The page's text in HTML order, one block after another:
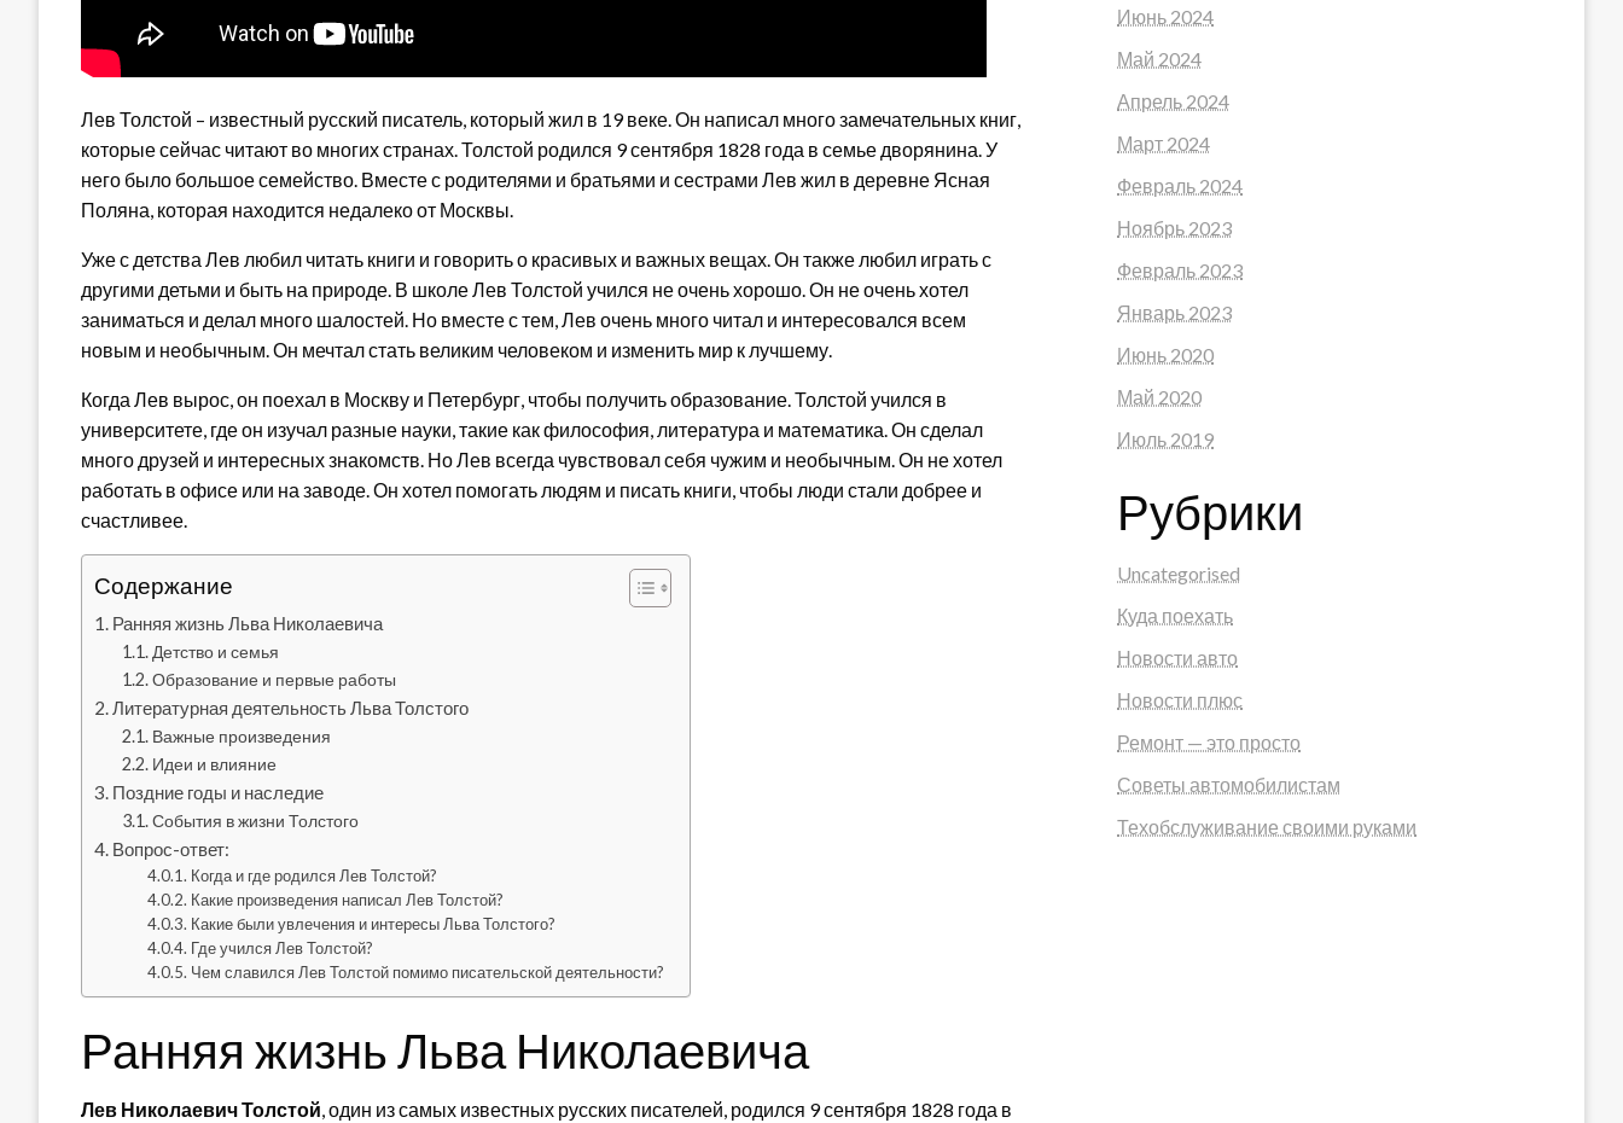
Лев Толстой – известный русский писатель, который жил в 19 веке. Он написал много замечательных книг,
которые сейчас читают во многих странах. Толстой родился 9 сентября 1828 года в семье дворянина. У
него было большое семейство. Вместе с родителями и братьями и сестрами Лев жил в деревне Ясная
Поляна, которая находится недалеко от Москвы.
Уже с детства Лев любил читать книги и говорить о красивых и важных вещах. Он также любил играть с
другими детьми и быть на природе. В школе Лев Толстой учился не очень хорошо. Он не очень хотел
заниматься и делал много шалостей. Но вместе с тем, Лев очень много читал и интересовался всем
новым и необычным. Он мечтал стать великим человеком и изменить мир к лучшему.
Когда Лев вырос, он поехал в Москву и Петербург, чтобы получить образование. Толстой учился в
университете, где он изучал разные науки, такие как философия, литература и математика. Он сделал
много друзей и интересных знакомств. Но Лев всегда чувствовал себя чужим и необычным. Он не хотел
работать в офисе или на заводе. Он хотел помогать людям и писать книги, чтобы люди стали добрее и
счастливее.
Содержание
Ранняя жизнь Льва Николаевича
Детство и семья
Образование и первые работы
Литературная деятельность Льва Толстого
Важные произведения
Идеи и влияние
Поздние годы и наследие
События в жизни Толстого
Вопрос-ответ:
Когда и где родился Лев Толстой?
Какие произведения написал Лев Толстой?
Какие были увлечения и интересы Льва Толстого?
Где учился Лев Толстой?
Чем славился Лев Толстой помимо писательской деятельности?
Ранняя жизнь Льва Николаевича
Лев Николаевич Толстой, один из самых известных русских писателей, родился 9 сентября 1828 года в
Июнь 2024
Май 2024
Апрель 2024
Март 2024
Февраль 2024
Ноябрь 2023
Февраль 2023
Январь 2023
Июнь 2020
Май 2020
Июль 2019
Рубрики
Uncategorised
Куда поехать
Новости авто
Новости плюс
Ремонт — это просто
Советы автомобилистам
Техобслуживание своими руками